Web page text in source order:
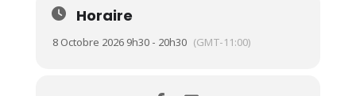
Horaire
8 Octobre 2026 9h30 - 20h30 (GMT-11:00)